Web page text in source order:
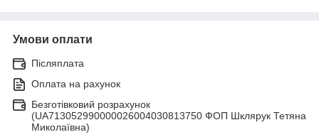
Умови оплати
Післяплата
Оплата на рахунок
Безготівковий розрахунок
(UA713052990000026004030813750 ФОП Шклярук Тетяна
Миколаївна)